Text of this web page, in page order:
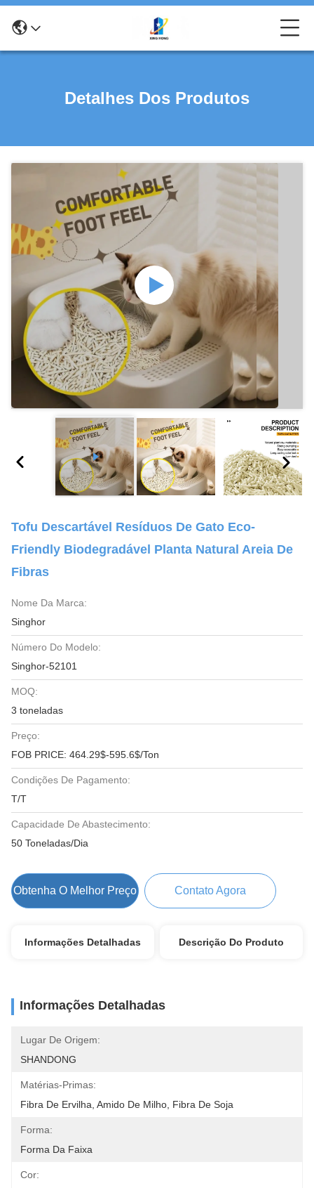
Detalhes Dos Produtos
Tofu Descartável Resíduos De Gato Eco-
Friendly Biodegradável Planta Natural Areia De
Fibras
Nome Da Marca:
Singhor
Número Do Modelo:
Singhor-52101
MOQ:
3 toneladas
Preço:
FOB PRICE: 464.29$-595.6$/Ton
Condições De Pagamento:
T/T
Capacidade De Abastecimento:
50 Toneladas/Dia
Obtenha O Melhor Preço Contato Agora
Informações Detalhadas Descrição Do Produto
Informações Detalhadas
Lugar De Origem:
SHANDONG
Matérias-Primas:
Fibra De Ervilha, Amido De Milho, Fibra De Soja
Forma:
Forma Da Faixa
Cor: